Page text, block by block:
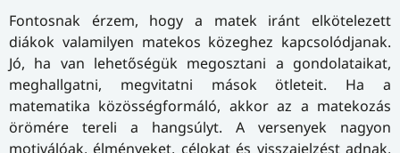
Fontosnak érzem, hogy a matek iránt elkötelezett
diákok valamilyen matekos közeghez kapcsolódjanak.
Jó, ha van lehetőségük megosztani a gondolataikat,
meghallgatni, megvitatni mások ötleteit. Ha a
matematika közösségformáló, akkor az a matekozás
örömére tereli a hangsúlyt. A versenyek nagyon
motiválóak, élményeket, célokat és visszajelzést adnak,